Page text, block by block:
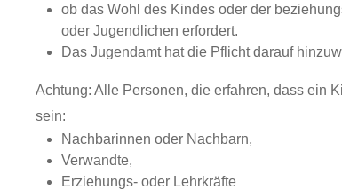
ob das Wohl des Kindes oder der
oder Jugendlichen erfordert.
Das Jugendamt hat die Pflicht darauf
Achtung: Alle Personen, die erfahren, dass ein
sein:
Nachbarinnen oder Nachbarn,
Verwandte,
Erziehungs- oder Lehrkräfte